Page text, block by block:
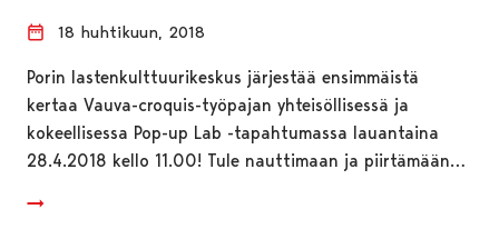
18 huhtikuun, 2018
Porin lastenkulttuurikeskus järjestää ensimmäistä
kertaa Vauva-croquis-työpajan yhteisöllisessä ja
kokeellisessa Pop-up Lab -tapahtumassa lauantaina
28.4.2018 kello 11.00! Tule nauttimaan ja piirtämään…